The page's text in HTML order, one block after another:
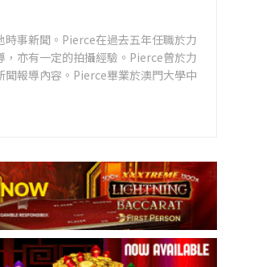
事新聞。Pierce在過去五年任職於力
亦有一定的拍攝經驗。Pierce曾於力
報導內容。Pierce畢業於澳門大學中